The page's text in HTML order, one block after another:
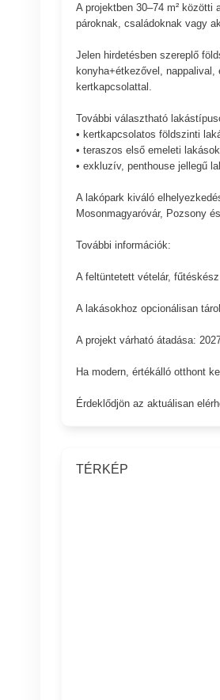
A projektben 30–74 m²
pároknak, családoknak vagy
Jelen hirdetésben szereplő
konyha+étkezővel,
kertkapcsolattal.
További választható
• kertkapcsolatos földszinti
• teraszos első emeleti lakások
• exkluzív, penthouse jellegű
A lakópark kiváló
Mosonmagyaróvár, Pozsony
További információk:
A feltüntetett vételár,
A lakásokhoz opcionálisan
A projekt várható átadása:
Ha modern, értékálló otthont
Érdeklődjön az aktuálisan
TÉRKÉP